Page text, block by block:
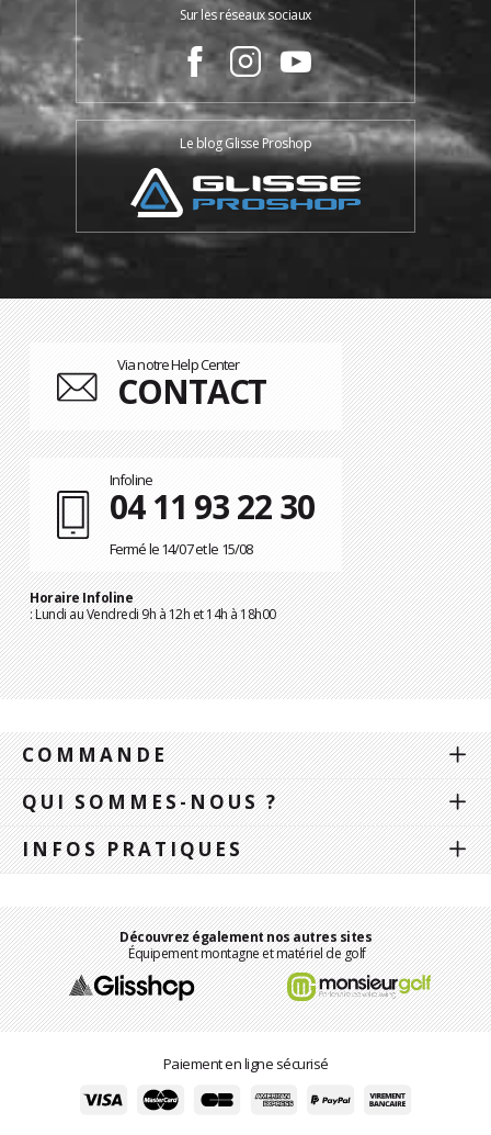
Sur les réseaux sociaux
Le blog Glisse Proshop
Via notre Help Center
CONTACT
Infoline
04 11 93 22 30
Fermé le 14/07 et le 15/08
Horaire Infoline
: Lundi au Vendredi 9h à 12h et 14h à 18h00
COMMANDE
QUI SOMMES-NOUS ?
INFOS PRATIQUES
Découvrez également nos autres sites
Équipement montagne et matériel de golf
Paiement en ligne sécurisé